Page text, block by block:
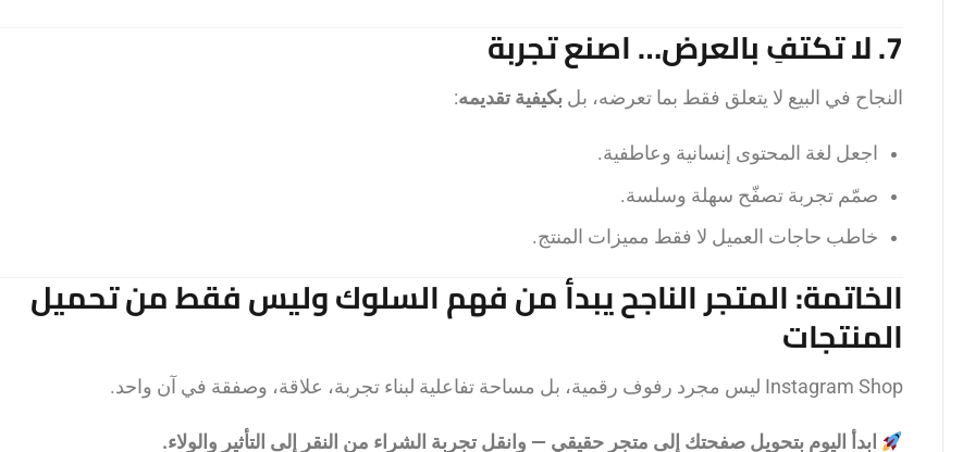
7. لا تكتفِ بالعرض… اصنع تجربة
النجاح في البيع لا يتعلق فقط بما تعرضه، بل بكيفية تقديمه:
اجعل لغة المحتوى إنسانية وعاطفية.
صمّم تجربة تصفّح سهلة وسلسة.
خاطب حاجات العميل لا فقط مميزات المنتج.
الخاتمة: المتجر الناجح يبدأ من فهم السلوك وليس فقط من تحميل
المنتجات
Instagram Shop ليس مجرد رفوف رقمية، بل مساحة تفاعلية لبناء تجربة، علاقة، وصفقة في آن واحد.
ابدأ اليوم بتحويل صفحتك إلى متجر حقيقي — وانقل تجربة الشراء من النقر إلى التأثير والولاء.